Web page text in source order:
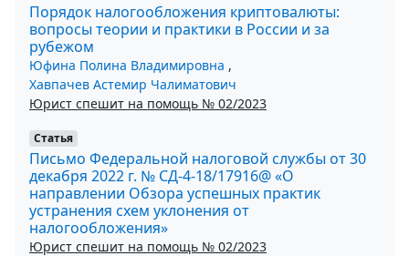
Порядок налогообложения криптовалюты:
вопросы теории и практики в России и за
рубежом
Юфина Полина Владимировна ,
Хавпачев Астемир Чалиматович
Юрист спешит на помощь № 02/2023
Статья
Письмо Федеральной налоговой службы от 30
декабря 2022 г. № СД-4-18/17916@ «О
направлении Обзора успешных практик
устранения схем уклонения от
налогообложения»
Юрист спешит на помощь № 02/2023